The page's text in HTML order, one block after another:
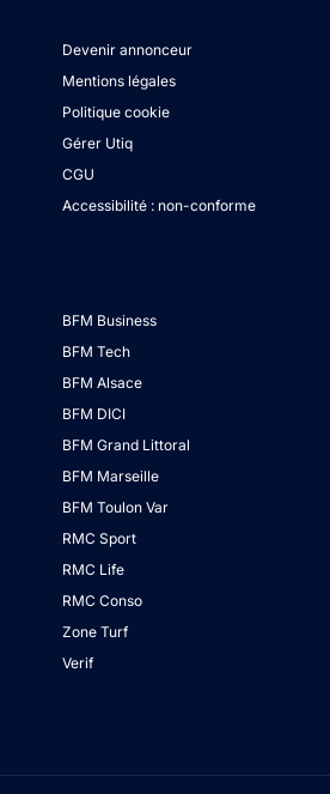
Devenir annonceur
Mentions légales
Politique cookie
Gérer Utiq
CGU
Accessibilité : non-conforme
BFM Business
BFM Tech
BFM Alsace
BFM DICI
BFM Grand Littoral
BFM Marseille
BFM Toulon Var
RMC Sport
RMC Life
RMC Conso
Zone Turf
Verif